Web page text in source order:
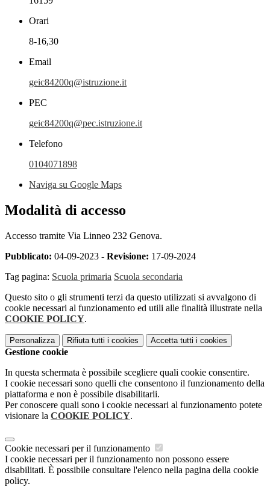
Orari
8-16,30
Email
geic84200q@istruzione.it
PEC
geic84200q@pec.istruzione.it
Telefono
0104071898
Naviga su Google Maps
Modalità di accesso
Accesso tramite Via Linneo 232 Genova.
Pubblicato: 04-09-2023 - Revisione: 17-09-2024
Tag pagina: Scuola primaria Scuola secondaria
Questo sito o gli strumenti terzi da questo utilizzati si avvalgono di
cookie necessari al funzionamento ed utili alle finalità illustrate nella
COOKIE POLICY.
Personalizza Rifiuta tutti i cookies Accetta tutti i cookies
Gestione cookie
In questa schermata è possibile scegliere quali cookie consentire.
I cookie necessari sono quelli che consentono il funzionamento della
piattaforma e non è possibile disabilitarli.
Per conoscere quali sono i cookie necessari al funzionamento potete
visionare la COOKIE POLICY.
Cookie necessari per il funzionamento
I cookie necessari per il funzionamento non possono essere
disabilitati. È possibile consultare l'elenco nella pagina della cookie
policy.